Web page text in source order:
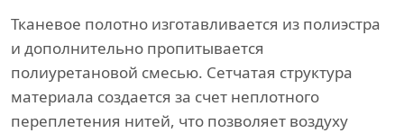
Тканевое полотно изготавливается из полиэстра
и дополнительно пропитывается
полиуретановой смесью. Сетчатая структура
материала создается за счет неплотного
переплетения нитей, что позволяет воздуху